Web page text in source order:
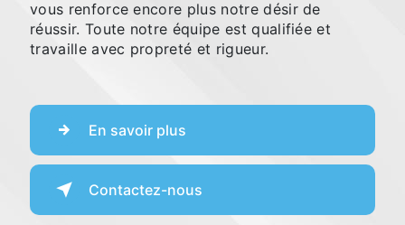
vous renforce encore plus notre désir de
réussir. Toute notre équipe est qualifiée et
travaille avec propreté et rigueur.
En savoir plus
Contactez-nous